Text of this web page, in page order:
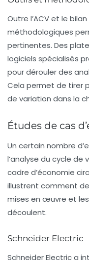
Outre l’ACV et le
méthodologiques
pertinentes. Des
logiciels spécialisés
pour dérouler des
Cela permet de tirer
de variation dans la
Études de cas
Un certain nombre
l’analyse du cycle de
cadre d’économie
illustrent comment
mises en œuvre et
découlent.
Schneider Electric
Schneider Electric a